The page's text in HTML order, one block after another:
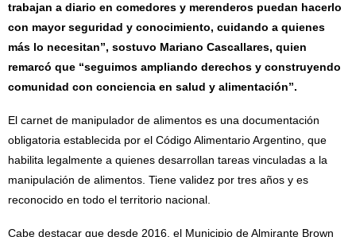
trabajan a diario en comedores y merenderos puedan hacerlo
con mayor seguridad y conocimiento, cuidando a quienes
más lo necesitan”, sostuvo Mariano Cascallares, quien
remarcó que “seguimos ampliando derechos y construyendo
comunidad con conciencia en salud y alimentación”.
El carnet de manipulador de alimentos es una documentación
obligatoria establecida por el Código Alimentario Argentino, que
habilita legalmente a quienes desarrollan tareas vinculadas a la
manipulación de alimentos. Tiene validez por tres años y es
reconocido en todo el territorio nacional.
Cabe destacar que desde 2016, el Municipio de Almirante Brown